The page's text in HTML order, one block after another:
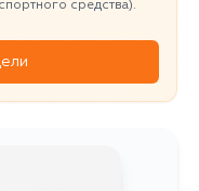
средства).